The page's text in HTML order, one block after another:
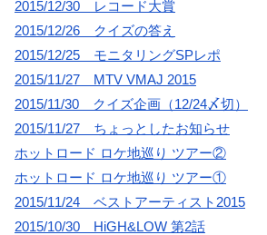
2015/12/30 レコード大賞
2015/12/26 クイズの答え
2015/12/25 モニタリングSPレポ
2015/11/27 MTV VMAJ 2015
2015/11/30 クイズ企画（12/24〆切）
2015/11/27 ちょっとしたお知らせ
ホットロード ロケ地巡り ツアー②
ホットロード ロケ地巡り ツアー①
2015/11/24 ベストアーティスト2015
2015/10/30 HiGH&LOW 第2話